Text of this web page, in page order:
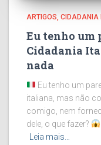
ARTIGOS CIDADANIA
Eu tenho um
Cidadania
nada
Eu tenho um
italiana, mas não
comigo, nem
dele, o que fazer?
Leia mais…